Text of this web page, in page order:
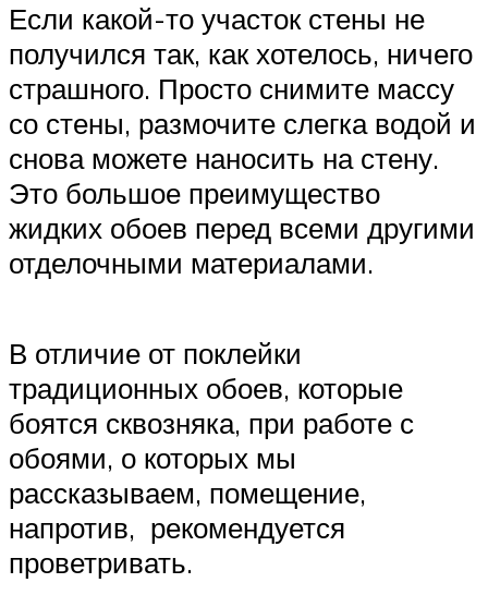
Если какой-то участок стены не
получился так, как хотелось, ничего
страшного. Просто снимите массу
со стены, размочите слегка водой и
снова можете наносить на стену.
Это большое преимущество
жидких обоев перед всеми другими
отделочными материалами.
В отличие от поклейки
традиционных обоев, которые
боятся сквозняка, при работе с
обоями, о которых мы
рассказываем, помещение,
напротив, рекомендуется
проветривать.